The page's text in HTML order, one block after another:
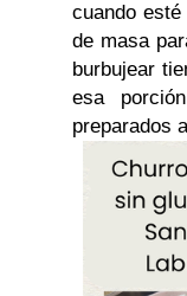
cuando
de masa
burbujear
esa
preparados